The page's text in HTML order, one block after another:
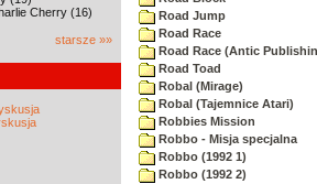
Cherry (16)
starsze »»
Road Jump
Road Race
Road Race (Antic
Road Toad
Robal (Mirage)
Robal (Tajemnice Atari)
Robbies Mission
Robbo - Misja specjalna
Robbo (1992 1)
Robbo (1992 2)